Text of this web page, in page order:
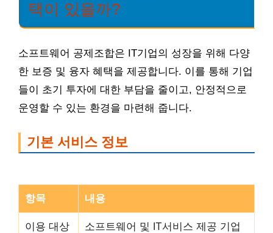
택이 있을까?
소프트웨어 공제조합은 IT기업의 성장을 위해 다양
한 보증 및 융자 혜택을 제공합니다. 이를 통해 기업
들이 초기 투자에 대한 부담을 줄이고, 안정적으로
운영할 수 있는 환경을 마련해 줍니다.
기본 서비스 정보
항목 내용
이용 대상 소프트웨어 및 IT서비스 제공 기업